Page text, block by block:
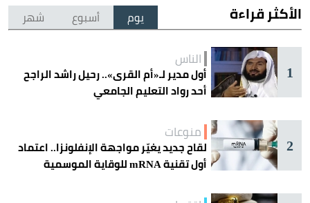
الأكثر قراءة يوم أسبوع شهر
1
الناس
أول مدير لـ«أم القرى».. رحيل راشد الراجح
أحد رواد التعليم الجامعي
2
منوعات
لقاح جديد يغيّر مواجهة الإنفلونزا.. اعتماد
أول تقنية mRNA للوقاية الموسمية